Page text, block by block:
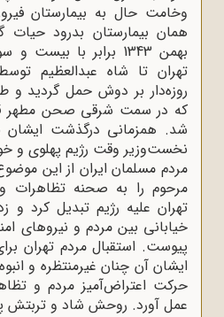
وخامت حال به بیمارستان
همان بیمارستان بدرود
بهمن 1343 برابر با
تهران تا شاه عبدالعظیم
روزه‌دار بر دوش حمل گردید و
که در سمت شرقی صحن مطهر
شد. همزمانی درگذشت ایشان
نخست‌وزیر وقت رژیم پهلوی و
مردم مسلمان ایران از این
مرحوم را به صحنه تظاهرات
تهران علیه رژیم تبدیل کرد و
خیابانی بین مردم و نیروهای
پیوست. استقبال مردم تهران
ایشان آن چنان غیرمنتظره و
حرکت اعتراض‌آمیز مردم و
عمل آورد. روحش شاد و تربتش